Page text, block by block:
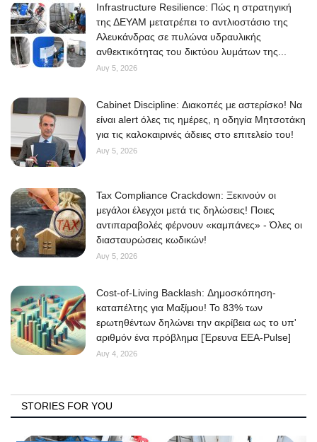
Infrastructure Resilience: Πώς η στρατηγική
της ΔΕΥΑΜ μετατρέπει το αντλιοστάσιο της
Αλευκάνδρας σε πυλώνα υδραυλικής
ανθεκτικότητας του δικτύου λυμάτων της...
Αυγ 5, 2026
Cabinet Discipline: Διακοπές με αστερίσκο! Να
είναι alert όλες τις ημέρες, η οδηγία Μητσοτάκη
για τις καλοκαιρινές άδειες στο επιτελείο του!
Αυγ 5, 2026
Tax Compliance Crackdown: Ξεκινούν οι
μεγάλοι έλεγχοι μετά τις δηλώσεις! Ποιες
αντιπαραβολές φέρνουν «καμπάνες» - Όλες οι
διασταυρώσεις κωδικών!
Αυγ 5, 2026
Cost-of-Living Backlash: Δημοσκόπηση-
καταπέλτης για Μαξίμου! Το 83% των
ερωτηθέντων δηλώνει την ακρίβεια ως το υπ'
αριθμόν ένα πρόβλημα [Έρευνα ΕΕΑ-Pulse]
Αυγ 4, 2026
STORIES FOR YOU